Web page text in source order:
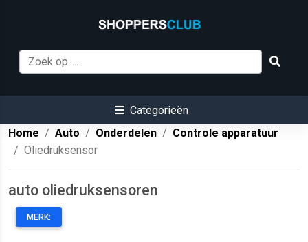
Categorieën
Home
Auto Onderdelen
Controle apparatuur
Oliedruksensor
auto oliedruksensoren
MERK: